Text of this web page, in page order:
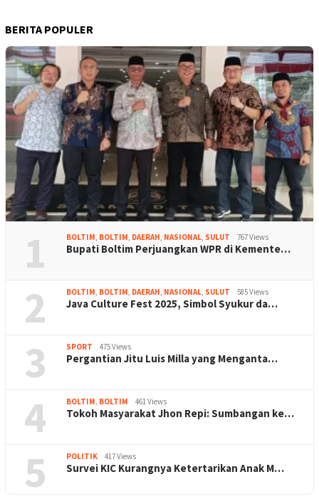
BERITA POPULER
1 BOLTIM, BOLTIM, DAERAH, NASIONAL, SULUT 767 Views
Bupati Boltim Perjuangkan WPR di Kemente…
2 BOLTIM, BOLTIM, DAERAH, NASIONAL, SULUT 585 Views
Java Culture Fest 2025, Simbol Syukur da…
3 SPORT 475 Views
Pergantian Jitu Luis Milla yang Menganta…
4 BOLTIM, BOLTIM 461 Views
Tokoh Masyarakat Jhon Repi: Sumbangan ke…
5 POLITIK 417 Views
Survei KIC Kurangnya Ketertarikan Anak M…